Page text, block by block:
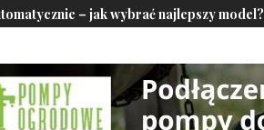
– jak wybrać najlepszy model?